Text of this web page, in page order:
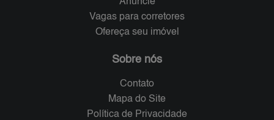
Vagas para corretores
Ofereça seu imóvel
Sobre nós
Contato
Mapa do Site
Política de Privacidade